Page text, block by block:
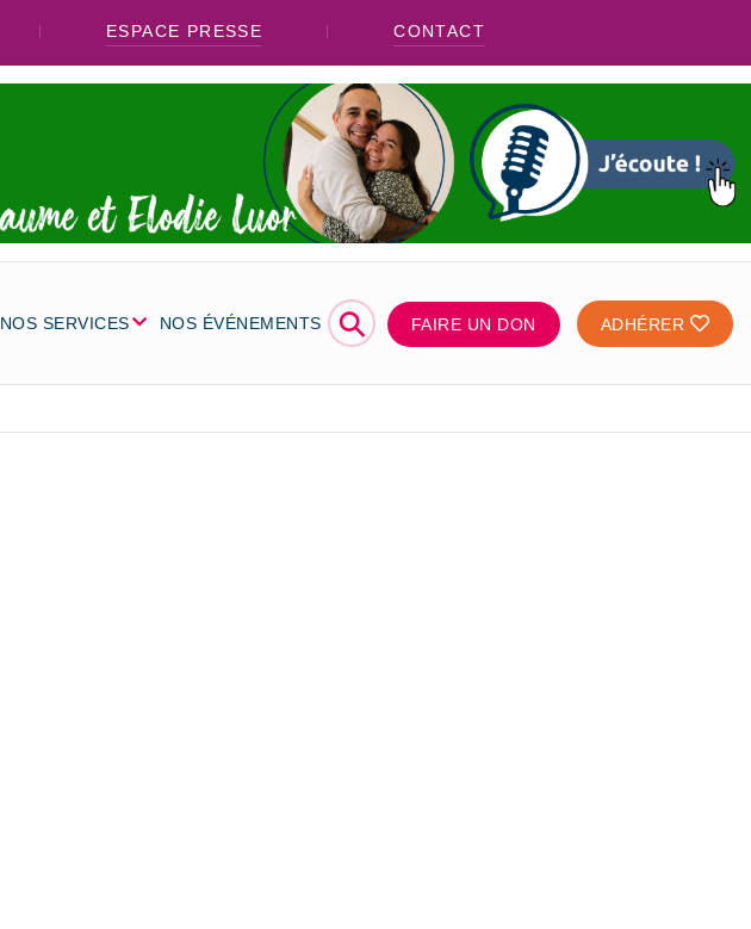
ESPACE PRESSE CONTACT
NOS SERVICES NOS ÉVÉNEMENTS ⚲ FAIRE UN DON ADHÉRER